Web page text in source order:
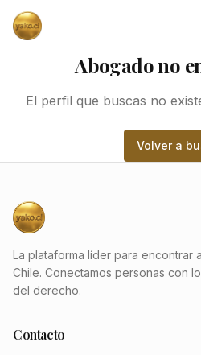
Abogado no
El perfil que buscas no
Volver a
La plataforma líder para encontrar
Chile. Conectamos personas con
del derecho.
Contacto